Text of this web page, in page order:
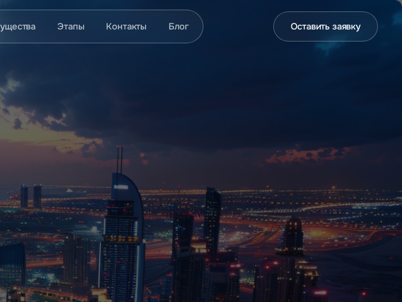
Этапы Контакты Блог Оставить заявку